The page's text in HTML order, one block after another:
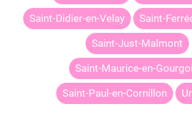
Saint-Didier-en-Velay Saint-
Saint-Just-Malmont
Saint-Maurice-en-
Saint-Paul-en-Cornillon